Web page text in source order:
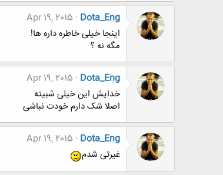
Dota_Eng
Apr 19, 2015
اینجا خیلی خاطره داره ها!
مگه نه ؟
Dota_Eng
Apr 19, 2015
خدایش این خیلی شبیته
اصلا شک دارم خودت نباشی
Dota_Eng
Apr 19, 2015
غیرتی شدم